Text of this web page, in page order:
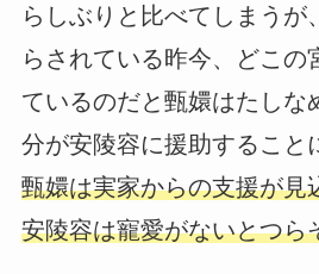
らしぶりと比べてしまうが
らされている昨今、どこの
ているのだと甄嬛はたしな
分が安陵容に援助すること
甄嬛は実家からの支援が見
安陵容は寵愛がないとつら